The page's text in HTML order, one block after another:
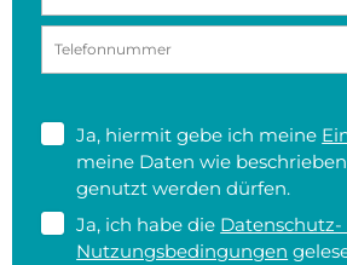
Ja, hiermit gebe ich meine
meine Daten wie
genutzt werden dürfen.
Ja, ich habe die Datenschutz-
Nutzungsbedingungen